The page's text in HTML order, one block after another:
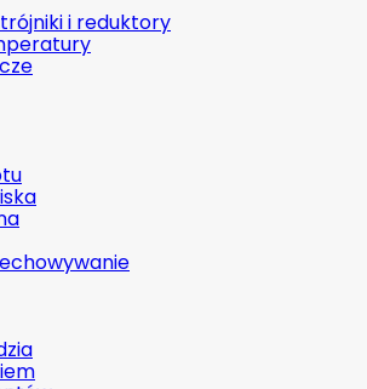
trójniki i reduktory